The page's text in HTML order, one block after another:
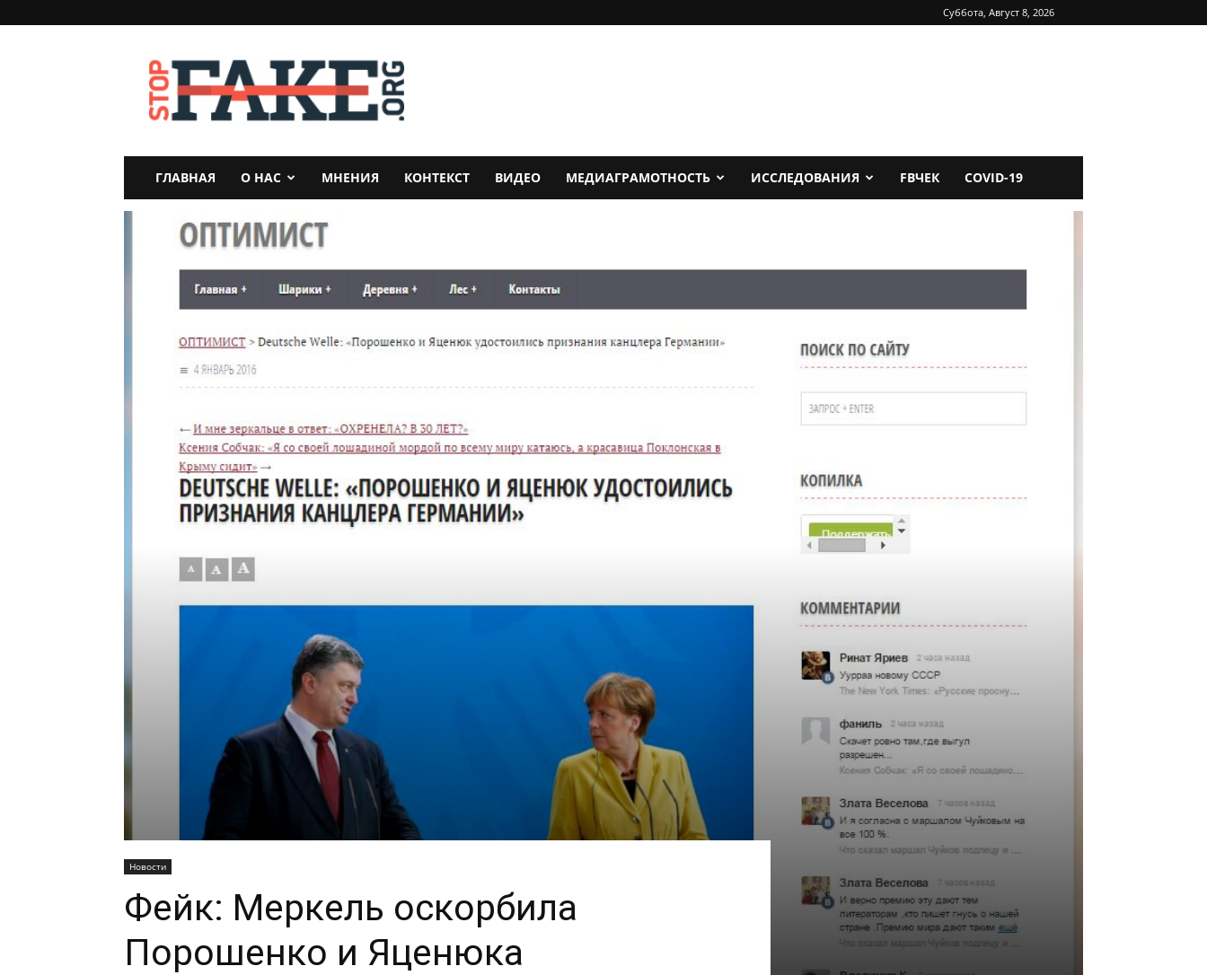
Суббота, Август 8, 2026
StopFake
ГЛАВНАЯ О НАС МНЕНИЯ КОНТЕКСТ ВИДЕО МЕДИАГРАМОТНОСТЬ ИССЛЕДОВАНИЯ FBЧЕК COVID-19
Новости
Фейк: Меркель оскорбила
Порошенко и Яценюка